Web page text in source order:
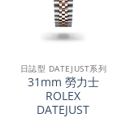
日誌型 DATEJUST系列
31mm 勞力士
ROLEX
DATEJUST